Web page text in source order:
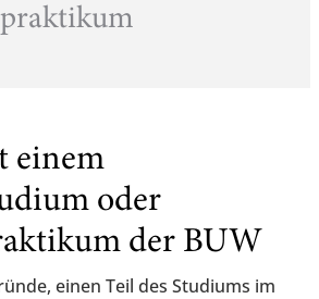
einem
oder
der BUW
einen Teil des Studiums im